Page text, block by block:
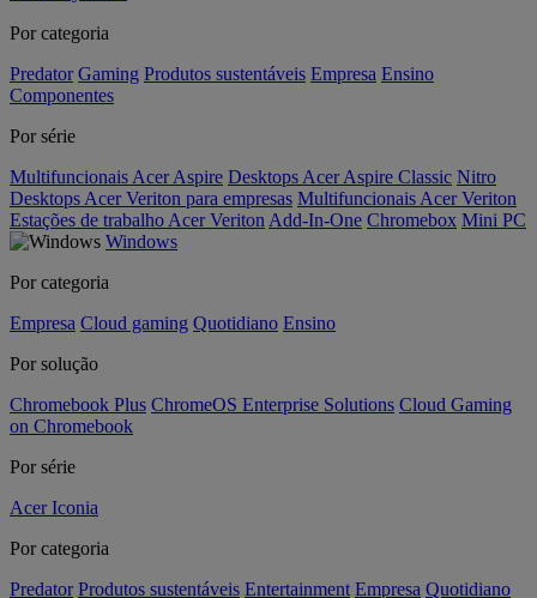
Por categoria
Predator Gaming Produtos sustentáveis Empresa Ensino
Componentes
Por série
Multifuncionais Acer Aspire Desktops Acer Aspire Classic Nitro
Desktops Acer Veriton para empresas Multifuncionais Acer Veriton
Estações de trabalho Acer Veriton Add-In-One Chromebox Mini PC
Windows
Por categoria
Empresa Cloud gaming Quotidiano Ensino
Por solução
Chromebook Plus ChromeOS Enterprise Solutions Cloud Gaming
on Chromebook
Por série
Acer Iconia
Por categoria
Predator Produtos sustentáveis Entertainment Empresa Quotidiano